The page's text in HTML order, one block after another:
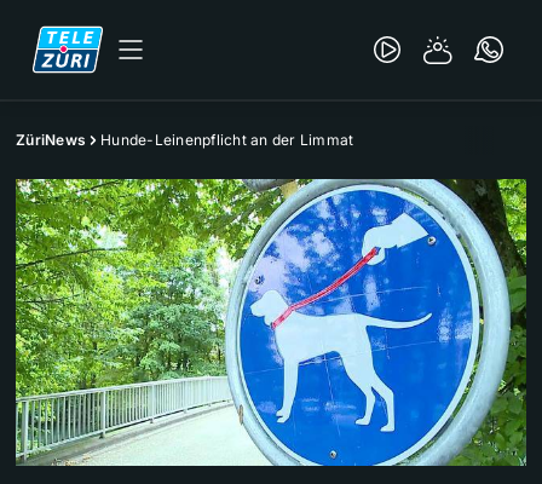
ZüriNews Hunde-Leinenpflicht an der Limmat